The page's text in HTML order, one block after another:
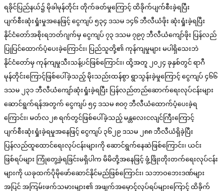
ရခိုင်ပြည်နယ်၌ မိုခါမုန်တိုင်း တိုက်ခတ်မှုကြောင့် ထိခိုက်ပျက်စီးခဲ့ရပြီး
ပျက်စီးဆုံးရှုံးမှုအနေဖြင့် ငွေကျပ် ၅၃၄ ဒသမ ၁၄၆ ဘီလီယံဖိုး ဆုံးရှုံးခဲ့ရပြီး
နိုင်ငံတော်အစိုးရဘတ်ဂျက်မှ ငွေကျပ် ၇၃ ဒသမ ၇၉၇ ဘီလီယံကျော်ဖိုး ပြန်လည်
ပြုပြင်ထောက်ပံ့ပေးခဲ့ကြောင်း၊ ပြည်သူတို့၏ ကုန်ကျမှုများ မပါရှိသေးဘဲ
နိုင်ငံတော်မှ ကုန်ကျမှုသီးသန့်ပင်ဖြစ်ကြောင်း၊ ထို့အတူ ၂၀၂၄ ခုနှစ်တွင် ရာဂီ
မုန်တိုင်းကြောင့်ဖြစ်ပေါ်ခဲ့သည့် မိုးသည်းထန်စွာ ရွာသွန်းခဲ့မှုကြောင့် ငွေကျပ် ၄၆၆
ဒသမ ၂၃၁ ဘီလီယံကျော်ဆုံးရှုံးခဲ့ရပြီး ပြန်လည်တည်ဆောက်ရေးလုပ်ငန်းများ
ဆောင်ရွက်ရန်အတွက် ငွေကျပ် ၅၄ ဒသမ ၈၀၇ ဘီလီယံထောက်ပံ့ပေးခဲ့ရ
ကြောင်း၊ မတ်လ၂၈ ရက်တွင်ဖြစ်ပေါ်ခဲ့သည့် မန္တလေးငလျင်ကြီးကြောင့်
ပျက်စီးဆုံးရှုံးခဲ့ရမှုအနေဖြင့် ငွေကျပ် ၃၆၂၉ ဒသမ ၂၈၈ ဘီလီယံရှိခဲ့ပြီး
ပြန်လည်ထူထောင်ရေးလုပ်ငန်းများကို ဆောင်ရွက်နေဆဲဖြစ်ကြောင်း၊ ယင်း
ဖြစ်ရပ်များ ကြုံတွေ့ခဲ့ရခြင်းမရှိပါက မိမိတို့အနေဖြင့် ဖွံ့ဖြိုးတိုးတက်ရေးလုပ်ငန်း
များကို ယခုထက်ပိုမိုဖော်ဆောင်နိုင်မည်ဖြစ်ကြောင်း၊ သဘာဝဘေးဒဏ်များ
အပြင် အကြမ်းဖက်သမားများ၏ အဖျက်အမှောင့်လုပ်ရပ်များကြောင့် ထိခိုက်